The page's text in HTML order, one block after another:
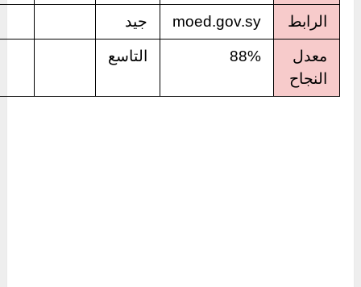
الرابط moed.gov.sy جيد
معدل
النجاح
88% التاسع